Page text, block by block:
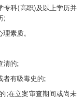
科(高职)及以上学历并
;
素质。
清的;
有吸毒史的;
;在立案审查期间或尚未